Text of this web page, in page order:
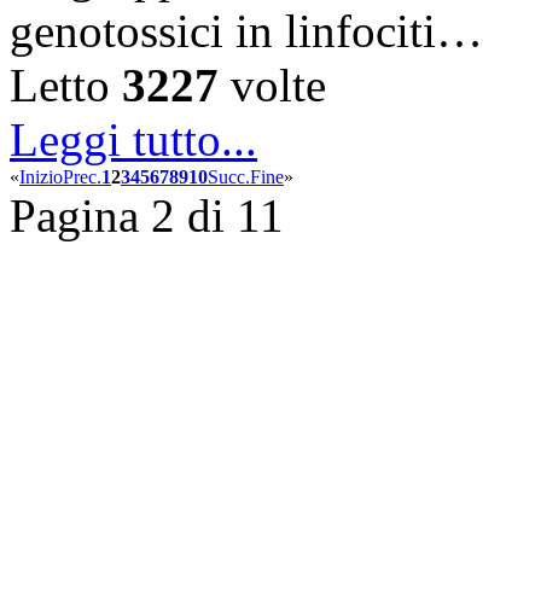
genotossici in linfociti…
Letto 3227 volte
Leggi tutto...
«InizioPrec.12345678910Succ.Fine»
Pagina 2 di 11